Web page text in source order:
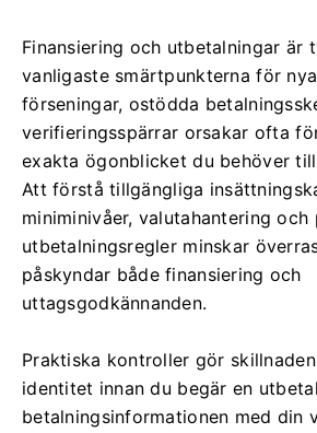
Finansiering och utbetalningar är
vanligaste smärtpunkterna för
förseningar, ostödda
verifieringsspärrar orsakar ofta
exakta ögonblicket du behöver
Att förstå tillgängliga
miniminivåer, valutahantering
utbetalningsregler minskar
påskyndar både finansiering och
uttagsgodkännanden.
Praktiska kontroller gör
identitet innan du begär en
betalningsinformationen med din